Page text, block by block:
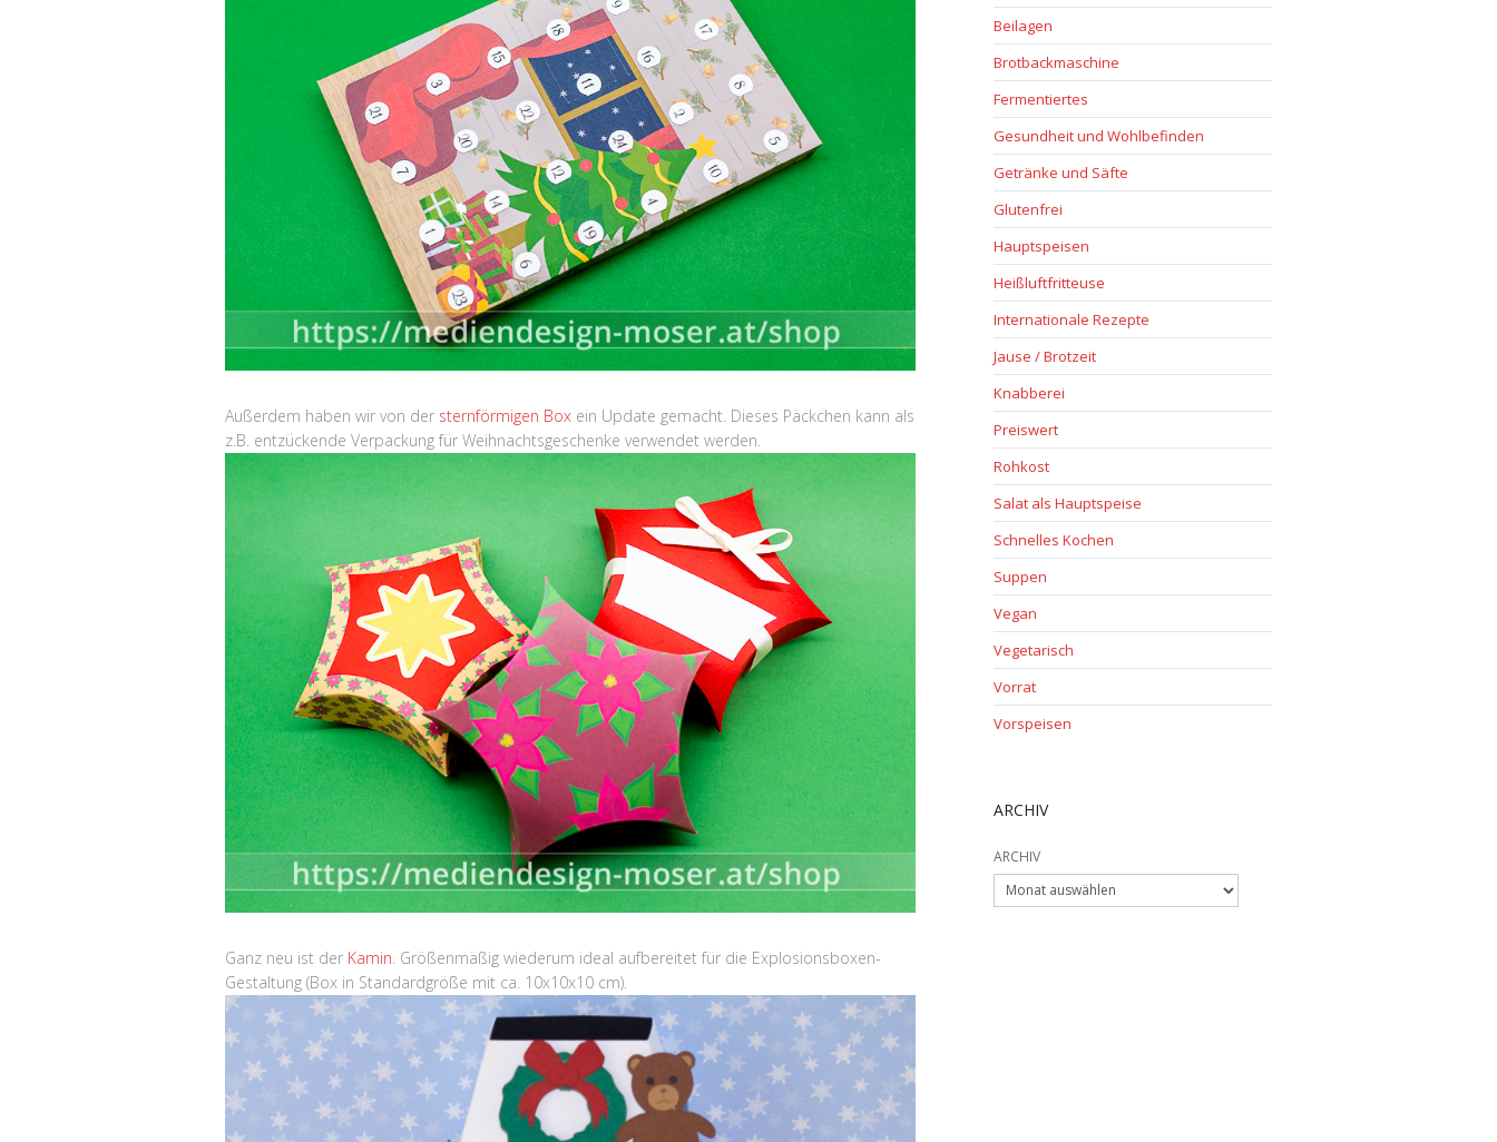
Außerdem haben wir von der sternförmigen Box ein Update gemacht. Dieses Päckchen kann als
z.B. entzückende Verpackung für Weihnachtsgeschenke verwendet werden.
Ganz neu ist der Kamin. Größenmäßig wiederum ideal aufbereitet für die Explosionsboxen-
Gestaltung (Box in Standardgröße mit ca. 10x10x10 cm).
Beilagen
Brotbackmaschine
Fermentiertes
Gesundheit und Wohlbefinden
Getränke und Säfte
Glutenfrei
Hauptspeisen
Heißluftfritteuse
Internationale Rezepte
Jause / Brotzeit
Knabberei
Preiswert
Rohkost
Salat als Hauptspeise
Schnelles Kochen
Suppen
Vegan
Vegetarisch
Vorrat
Vorspeisen
ARCHIV
ARCHIV